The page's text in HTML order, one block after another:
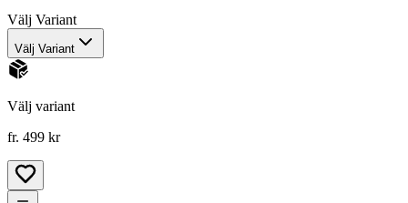
Välj Variant
Välj Variant
Välj variant
fr. 499 kr